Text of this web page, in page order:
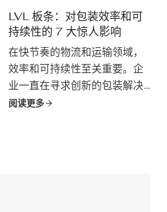
形床板绝不是另一种潮流，它
代表了睡眠技术的重大飞跃，
提供了一种独特的...
LVL 板条：对包装效率和可
持续性的 7 大惊人影响
在快节奏的物流和运输领域，
效率和可持续性至关重要。企
业一直在寻求创新的包装解决
方案，既能经受严格的运输考
阅读更多